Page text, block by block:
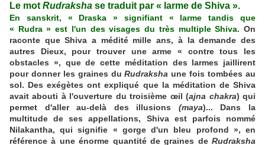
Le mot Rudraksha se traduit par « larme de Shiva ».
En sanskrit, « Draska » signifiant « larme tandis que
« Rudra » est l'un des visages du très multiple Shiva. On
raconte que Shiva a médité mille ans, à la demande des
autres Dieux, pour trouver une arme « contre tous les
obstacles », que de cette méditation des larmes jaillirent
pour donner les graines duRudraksha une fois tombées au
sol. Des exégètes ont expliqué que la méditation de Shiva
avait abouti à l'ouverture du troisième œil (ajna chakra) qui
permet d'aller au-delà des illusions (maya)... Dans la
multitude de ses appellations, Shiva est parfois nommé
Nilakantha, qui signifie « gorge d'un bleu profond », en
référence à une énorme quantité de graines de Rudraksha